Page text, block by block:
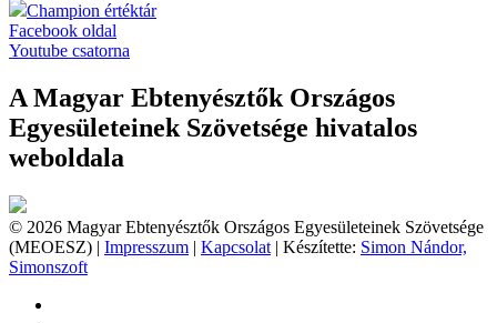
Champion értéktár
Facebook oldal
Youtube csatorna
A Magyar Ebtenyésztők Országos
Egyesületeinek Szövetsége hivatalos
weboldala
© 2026 Magyar Ebtenyésztők Országos Egyesületeinek Szövetsége
(MEOESZ) | Impresszum | Kapcsolat | Készítette: Simon Nándor,
Simonszoft